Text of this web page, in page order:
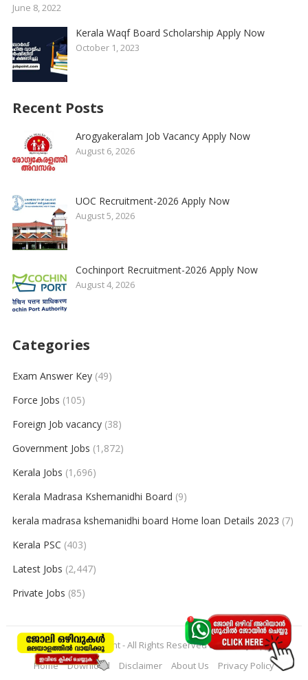
June 8, 2022
Kerala Waqf Board Scholarship Apply Now
October 1, 2023
Recent Posts
Arogyakeralam Job Vacancy Apply Now
August 6, 2026
UOC Recruitment-2026 Apply Now
August 5, 2026
Cochinport Recruitment-2026 Apply Now
August 4, 2026
Categories
Exam Answer Key(49)
Force Jobs (105)
Foreign Job vacancy(38)
Government Jobs (1,872)
Kerala Jobs (1,696)
Kerala Madrasa Kshemanidhi Board (9)
kerala madrasa kshemanidhi board Home loan Details 2023 (7)
Kerala PSC (403)
Latest Jobs (2,447)
Private Jobs (85)
© 2026keralajobpoint- All Rights Reserved toKeralajobpoint
Home
Download Disclaimer About Us Privacy Policy